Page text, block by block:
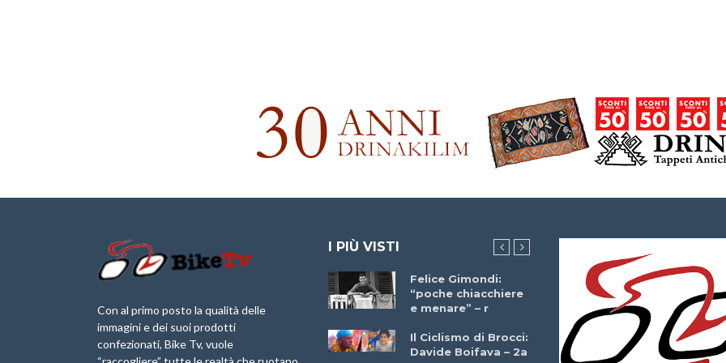
Con al primo posto la qualità delle
immagini e dei suoi prodotti
confezionati, Bike Tv, vuole
I PIÙ VISTI
Marathon 2025”
Borghi&Castelli” –
Felice Gimondi:
“poche chiacchiere
e menare” – r
Il Ciclismo di Brocci:
Davide Boifava – 2a
Brocci Incontra
Giuseppe Martinelli
– r
Che cos’è il